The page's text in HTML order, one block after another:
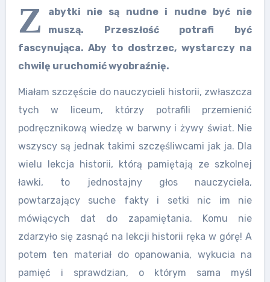
Z
abytki nie są nudne i nudne być nie
muszą. Przeszłość potrafi być
fascynująca. Aby to dostrzec, wystarczy na
chwilę uruchomić wyobraźnię.
Miałam szczęście do nauczycieli historii, zwłaszcza
tych w liceum, którzy potrafili przemienić
podręcznikową wiedzę w barwny i żywy świat. Nie
wszyscy są jednak takimi szczęśliwcami jak ja. Dla
wielu lekcja historii, którą pamiętają ze szkolnej
ławki, to jednostajny głos nauczyciela,
powtarzający suche fakty i setki nic im nie
mówiących dat do zapamiętania. Komu nie
zdarzyło się zasnąć na lekcji historii ręka w górę! A
potem ten materiał do opanowania, wykucia na
pamięć i sprawdzian, o którym sama myśl